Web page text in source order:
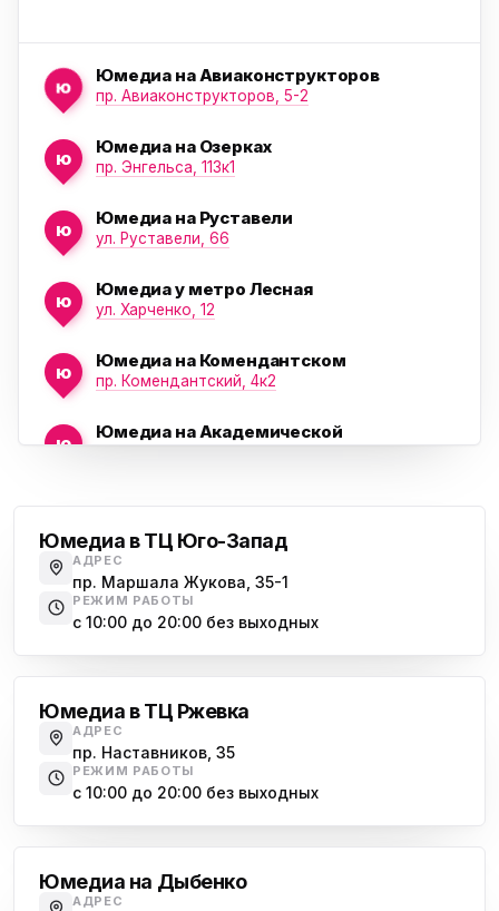
ю
Юмедиа на Авиаконструкторов
пр. Авиаконструкторов, 5-2
ю
Юмедиа на Озерках
пр. Энгельса, 113к1
ю
Юмедиа на Руставели
ул. Руставели, 66
ю
Юмедиа у метро Лесная
ул. Харченко, 12
ю
Юмедиа на Комендантском
пр. Комендантский, 4к2
ю
Юмедиа на Академической
Юмедиа на Наставников
пр. Наставников 35
ю
Юмедиа в ТК Юго-Запад
пр. Маршала Жукова, 35-1
Юмедиа на Космонавтов
ю ул. Белы Куна, 24к1
Юмедиа в ТЦ Юго-Запад
АДРЕС
пр. Маршала Жукова, 35-1
РЕЖИМ РАБОТЫ
с 10:00 до 20:00 без выходных
Юмедиа в ТЦ Ржевка
АДРЕС
пр. Наставников, 35
РЕЖИМ РАБОТЫ
с 10:00 до 20:00 без выходных
Юмедиа на Дыбенко
АДРЕС